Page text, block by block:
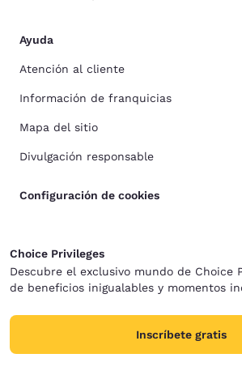
Ayuda
Atención al cliente
Información de franquicias
Mapa del sitio
Divulgación responsable
Configuración de cookies
Choice Privileges
Descubre el exclusivo mundo de Choice
de beneficios inigualables y momentos
Inscríbete gratis